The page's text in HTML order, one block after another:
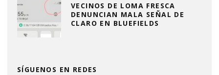
VECINOS DE LOMA FRESCA
DENUNCIAN MALA SEÑAL DE
CLARO EN BLUEFIELDS
SÍGUENOS EN REDES